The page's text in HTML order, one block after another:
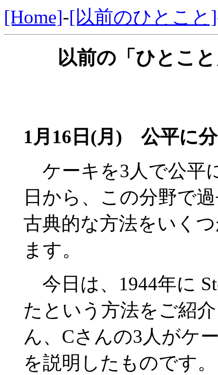
[Home]-[以前のひとこと]
以前の「ひとこ
1月16日(月) 公平に
ケーキを3人で公平
日から、この分野で
古典的な方法をいく
ます。
今日は、1944年に
たという方法をご紹
ん、Cさんの3人がケ
を説明したものです。